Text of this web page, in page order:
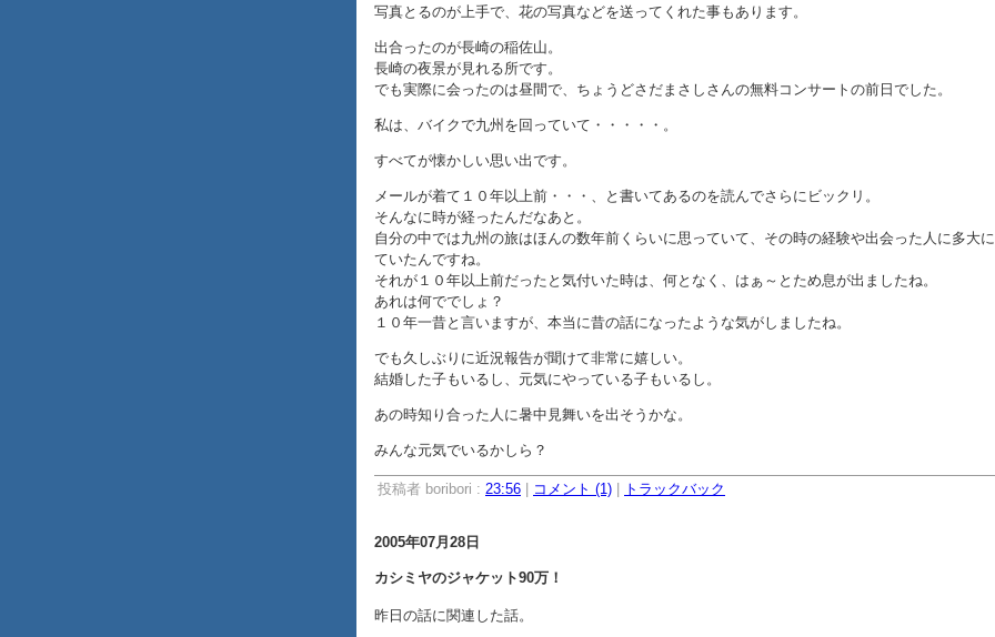
写真とるのが上手で、花の写真などを送ってくれた事もあります。
出合ったのが長崎の稲佐山。
長崎の夜景が見れる所です。
でも実際に会ったのは昼間で、ちょうどさだまさしさんの無料コンサートの前日でした。
私は、バイクで九州を回っていて・・・・・。
すべてが懐かしい思い出です。
メールが着て１０年以上前・・・、と書いてあるのを読んでさらにビックリ。
そんなに時が経ったんだなあと。
自分の中では九州の旅はほんの数年前くらいに思っていて、その時の経験や出会った人に多大
ていたんですね。
それが１０年以上前だったと気付いた時は、何となく、はぁ～とため息が出ましたね。
あれは何ででしょ？
１０年一昔と言いますが、本当に昔の話になったような気がしましたね。
でも久しぶりに近況報告が聞けて非常に嬉しい。
結婚した子もいるし、元気にやっている子もいるし。
あの時知り合った人に暑中見舞いを出そうかな。
みんな元気でいるかしら？
投稿者 boribori : 23:56 コメント (1) トラックバック
2005年07月28日
カシミヤのジャケット90万！
昨日の話に関連した話。